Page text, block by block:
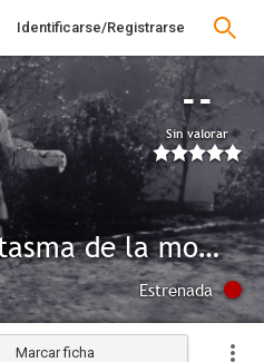
Identificarse/Registrarse
--
Sin valorar
El fantasma de la momia
Estrenada
Marcar ficha